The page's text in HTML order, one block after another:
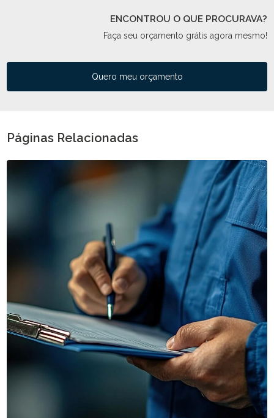
ENCONTROU O QUE PROCURAVA?
Faça seu orçamento grátis agora mesmo!
Quero meu orçamento
Páginas Relacionadas